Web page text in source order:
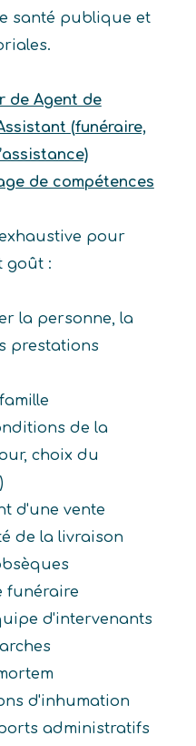
santé publique et
de Agent de
(funéraire,
de compétences
pour
goût :
la personne, la
prestations
de la
choix du
d'une vente
de la livraison
funéraire
d'intervenants
d'inhumation
administratifs